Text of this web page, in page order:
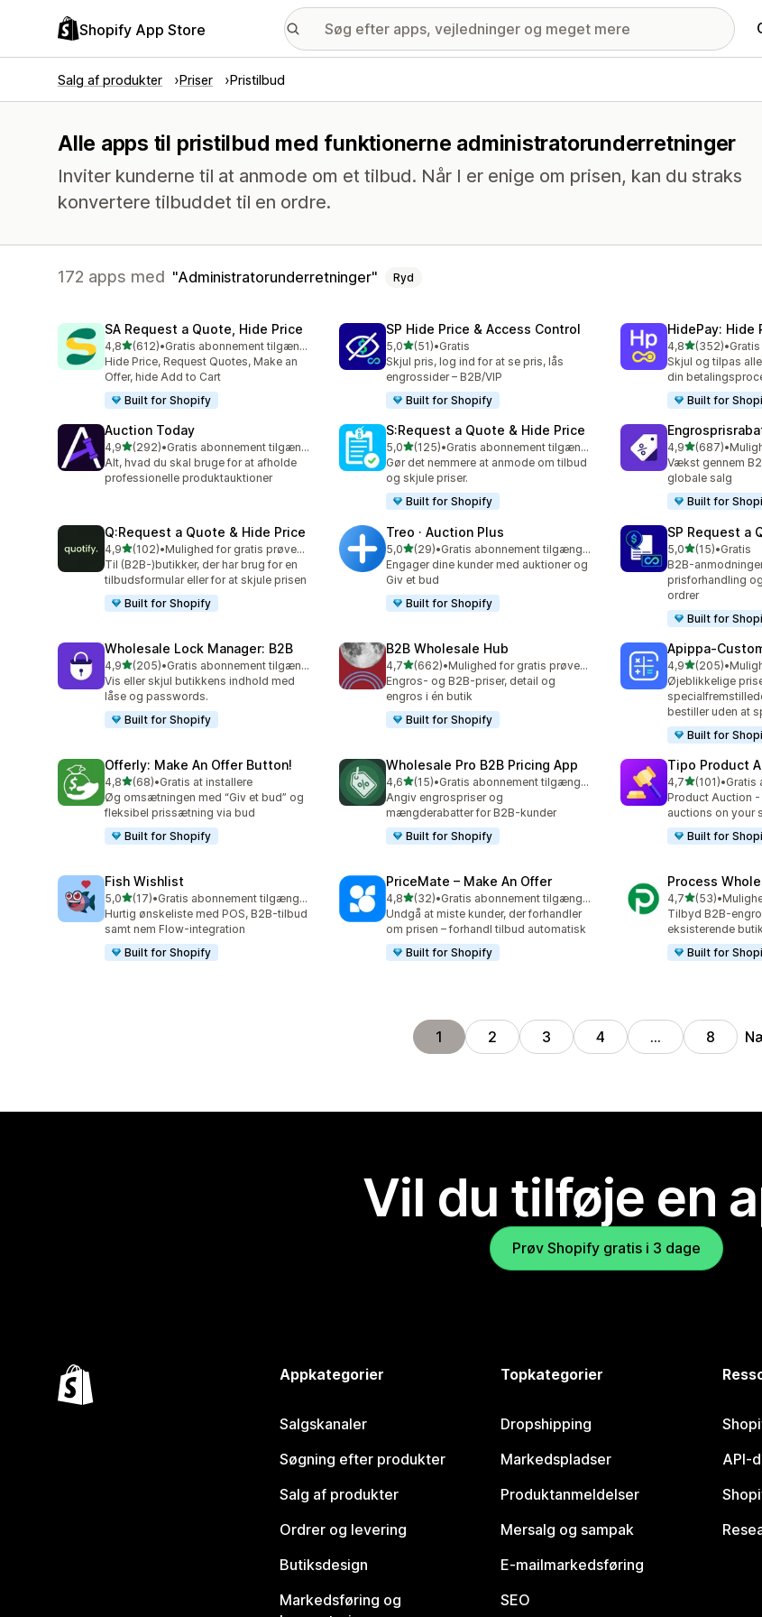
Shopify App Store
Salg af produkter Priser Pristilbud
Alle apps til pristilbud med funktionerne administratorunderretninger
Inviter kunderne til at anmode om et tilbud. Når I er enige om prisen, kan du straks
konvertere tilbuddet til en ordre.
172 apps med Administratorunderretninger Ryd
SA Request a Quote, Hide Price
4,8ud af 5 stjerner
(612)
612 anmeldelser i alt
•
Gratis abonnement tilgængeligt
Hide Price, Request Quotes, Make an
Offer, hide Add to Cart
Built for Shopify
SP Hide Price & Access Control
5,0ud af 5 stjerner
(51)
51 anmeldelser i alt
•Gratis
Skjul pris, log ind for at se pris, lås
engrossider – B2B/VIP
Built for Shopify
HidePay: Hide
4,8ud af 5 stjerner
(352)
352 anmeldelser
•
Skjul og tilpas
din
Built for
Auction Today
4,9ud af 5 stjerner
(292)
292 anmeldelser i alt
•
Gratis abonnement tilgængeligt
Alt, hvad du skal bruge for at afholde
professionelle produktauktioner
S:Request a Quote & Hide Price
5,0ud af 5 stjerner
(125)
125 anmeldelser i alt
•
Gratis abonnement tilgængeligt
Gør det nemmere at anmode om tilbud
og skjule priser.
Built for Shopify
4,9ud af 5 stjerner
(687)
687 anmeldelser
•
Vækst gennem
globale salg
Built for
Q:Request a Quote & Hide Price
4,9ud af 5 stjerner
(102)
102 anmeldelser i alt
•
Mulighed for gratis prøveperiode
Til (B2B-)butikker, der har brug for en
tilbudsformular eller for at skjule prisen
Built for Shopify
Treo · Auction Plus
5,0ud af 5 stjerner
(29)
29 anmeldelser i alt
•
Gratis abonnement tilgængeligt
Engager dine kunder med auktioner og
Giv et bud
Built for Shopify
SP Request a
5,0ud af 5 stjerner
(15)
15 anmeldelser i alt
•Gratis
B2B-
prisforhandling
ordrer
Built for
Wholesale Lock Manager: B2B
4,9ud af 5 stjerner
(205)
205 anmeldelser i alt
•
Gratis abonnement tilgængeligt
Vis eller skjul butikkens indhold med
låse og passwords.
Built for Shopify
B2B Wholesale Hub
4,7ud af 5 stjerner
(662)
662 anmeldelser i alt
•
Mulighed for gratis prøveperiode
Engros- og B2B-priser, detail og
engros i én butik
Built for Shopify
4,9ud af 5 stjerner
(205)
205 anmeldelser
•
Øjeblikkelige
bestiller uden at
Built for
Offerly: Make An Offer Button!
4,8ud af 5 stjerner
(68)
68 anmeldelser i alt
•Gratis at installere
Øg omsætningen med “Giv et bud” og
fleksibel prissætning via bud
Built for Shopify
Wholesale Pro B2B Pricing App
4,6ud af 5 stjerner
(15)
15 anmeldelser i alt
•
Gratis abonnement tilgængeligt
Angiv engrospriser og
mængderabatter for B2B-kunder
Built for Shopify
Tipo Product
4,7ud af 5 stjerner
(101)
101 anmeldelser i
•
Product Auction
auctions on your
Built for
Fish Wishlist
5,0ud af 5 stjerner
(17)
17 anmeldelser i alt
•
Gratis abonnement tilgængeligt
Hurtig ønskeliste med POS, B2B-tilbud
samt nem Flow-integration
Built for Shopify
PriceMate – Make An Offer
4,8ud af 5 stjerner
(32)
32 anmeldelser i alt
•
Gratis abonnement tilgængeligt
Undgå at miste kunder, der forhandler
om prisen – forhandl tilbud automatisk
Built for Shopify
Process
4,7ud af 5 stjerner
(53)
53 anmeldelser i
•
Tilbyd B2B-
eksisterende
Built for
1 2 3 4 … 8
Vil du tilføje en
Prøv Shopify gratis i 3 dage
Appkategorier
Salgskanaler
Søgning efter produkter
Salg af produkter
Ordrer og levering
Butiksdesign
Markedsføring og
Topkategorier
Dropshipping
Markedspladser
Produktanmeldelser
Mersalg og sampak
E-mailmarkedsføring
SEO
API-